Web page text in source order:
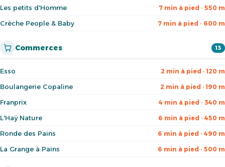
Les petits d'Homme 7 min à pied · 550 m
Crèche People & Baby 7 min à pied · 600 m
Commerces 13
Esso 2 min à pied · 120 m
Boulangerie Copaline 2 min à pied · 190 m
Franprix 4 min à pied · 340 m
L'Haÿ Nature 6 min à pied · 450 m
Ronde des Pains 6 min à pied · 490 m
La Grange à Pains 6 min à pied · 500 m